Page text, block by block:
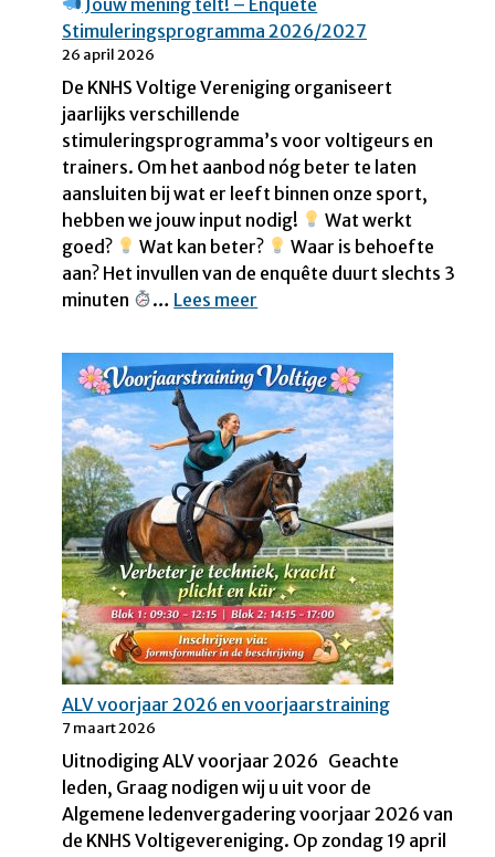
n
v
i
e
t
m
u
i
p
o
r
t
a
a
l
Stimuleringsprogramma 2026/2027
26 april 2026
De KNHS Voltige Vereniging organiseert
jaarlijks verschillende
stimuleringsprogramma’s voor voltigeurs en
trainers. Om het aanbod nóg beter te laten
aansluiten bij wat er leeft binnen onze sport,
hebben we jouw input nodig!
Wat werkt
goed?
Wat kan beter?
Waar is behoefte
aan? Het invullen van de enquête duurt slechts 3
minuten
… Lees meer
J
o
u
w
m
e
n
i
n
g
t
e
l
t
E
n
q
ALV voorjaar 2026 en voorjaarstraining
7 maart 2026
Uitnodiging ALV voorjaar 2026 Geachte
leden, Graag nodigen wij u uit voor de
Algemene ledenvergadering voorjaar 2026 van
de KNHS Voltigevereniging. Op zondag 19 april